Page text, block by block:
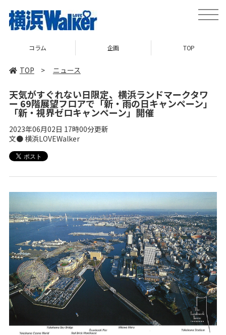
toggle
コラム 企画 TOP
TOP > ニュース
天気がすぐれない日限定、横浜ランドマークタワ
ー 69階展望フロアで「新・雨の日キャンペーン」
「新・視界ゼロキャンペーン」開催
2023年06月02日 17時00分更新
文● 横浜LOVEWalker